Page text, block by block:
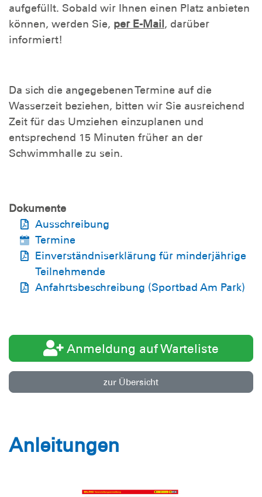
aufgefüllt. Sobald wir Ihnen einen Platz anbieten
können, werden Sie, per E-Mail, darüber
informiert!
Da sich die angegebenen Termine auf die
Wasserzeit beziehen, bitten wir Sie ausreichend
Zeit für das Umziehen einzuplanen und
entsprechend 15 Minuten früher an der
Schwimmhalle zu sein.
Dokumente
Ausschreibung
Termine
Einverständniserklärung für minderjährige
Teilnehmende
Anfahrtsbeschreibung (Sportbad Am Park)
Anmeldung auf Warteliste
zur Übersicht
Anleitungen